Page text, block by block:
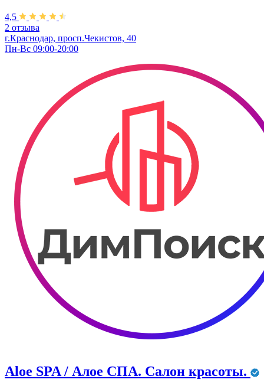
4,5
2 отзыва
г.Краснодар, просп.Чекистов, 40
Пн-Вс 09:00-20:00
Aloe SPA / Алое СПА. Салон красоты.